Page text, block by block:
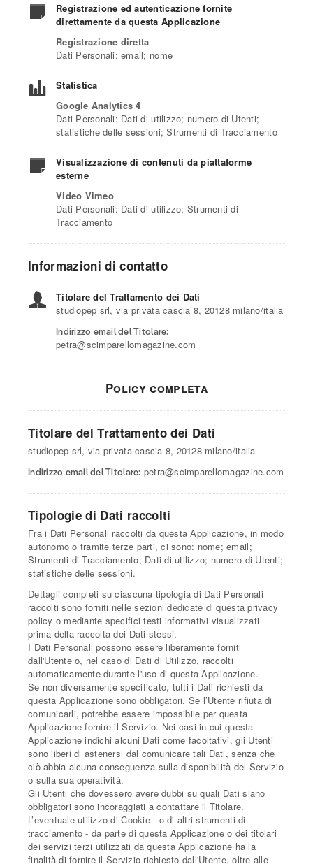
Registrazione ed autenticazione fornite
direttamente da questa Applicazione
Registrazione diretta
Dati Personali: email; nome
Statistica
Google Analytics 4
Dati Personali: Dati di utilizzo; numero di Utenti;
statistiche delle sessioni; Strumenti di Tracciamento
Visualizzazione di contenuti da piattaforme
esterne
Video Vimeo
Dati Personali: Dati di utilizzo; Strumenti di
Tracciamento
Informazioni di contatto
Titolare del Trattamento dei Dati
studiopep srl, via privata cascia 8, 20128 milano/italia
Indirizzo email del Titolare:
petra@scimparellomagazine.com
Policy completa
Titolare del Trattamento dei Dati
studiopep srl, via privata cascia 8, 20128 milano/italia
Indirizzo email del Titolare: petra@scimparellomagazine.com
Tipologie di Dati raccolti
Fra i Dati Personali raccolti da questa Applicazione, in modo
autonomo o tramite terze parti, ci sono: nome; email;
Strumenti di Tracciamento; Dati di utilizzo; numero di Utenti;
statistiche delle sessioni.
Dettagli completi su ciascuna tipologia di Dati Personali
raccolti sono forniti nelle sezioni dedicate di questa privacy
policy o mediante specifici testi informativi visualizzati
prima della raccolta dei Dati stessi.
I Dati Personali possono essere liberamente forniti
dall'Utente o, nel caso di Dati di Utilizzo, raccolti
automaticamente durante l'uso di questa Applicazione.
Se non diversamente specificato, tutti i Dati richiesti da
questa Applicazione sono obbligatori. Se l’Utente rifiuta di
comunicarli, potrebbe essere impossibile per questa
Applicazione fornire il Servizio. Nei casi in cui questa
Applicazione indichi alcuni Dati come facoltativi, gli Utenti
sono liberi di astenersi dal comunicare tali Dati, senza che
ciò abbia alcuna conseguenza sulla disponibilità del Servizio
o sulla sua operatività.
Gli Utenti che dovessero avere dubbi su quali Dati siano
obbligatori sono incoraggiati a contattare il Titolare.
L’eventuale utilizzo di Cookie - o di altri strumenti di
tracciamento - da parte di questa Applicazione o dei titolari
dei servizi terzi utilizzati da questa Applicazione ha la
finalità di fornire il Servizio richiesto dall'Utente, oltre alle